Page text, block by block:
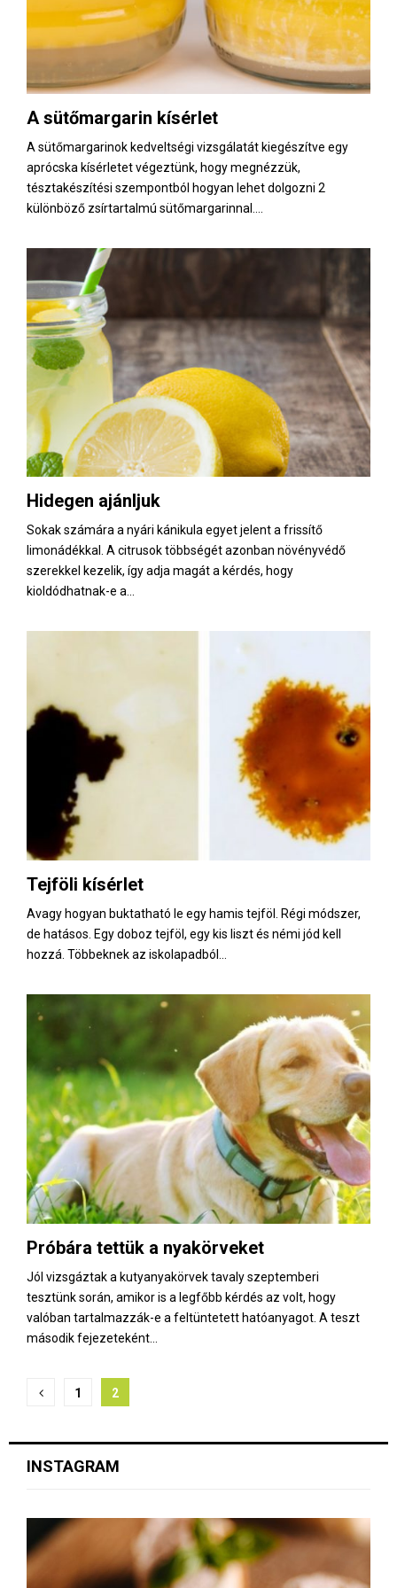
A sütőmargarin kísérlet
A sütőmargarinok kedveltségi vizsgálatát kiegészítve egy
aprócska kísérletet végeztünk, hogy megnézzük,
tésztakészítési szempontból hogyan lehet dolgozni 2
különböző zsírtartalmú sütőmargarinnal....
Hidegen ajánljuk
Sokak számára a nyári kánikula egyet jelent a frissítő
limonádékkal. A citrusok többségét azonban növényvédő
szerekkel kezelik, így adja magát a kérdés, hogy
kioldódhatnak-e a...
Tejföli kísérlet
Avagy hogyan buktatható le egy hamis tejföl. Régi módszer,
de hatásos. Egy doboz tejföl, egy kis liszt és némi jód kell
hozzá. Többeknek az iskolapadból...
Próbára tettük a nyakörveket
Jól vizsgáztak a kutyanyakörvek tavaly szeptemberi
tesztünk során, amikor is a legfőbb kérdés az volt, hogy
valóban tartalmazzák-e a feltüntetett hatóanyagot. A teszt
második fejezeteként...
B
j
g
y
1 2
INSTAGRAM